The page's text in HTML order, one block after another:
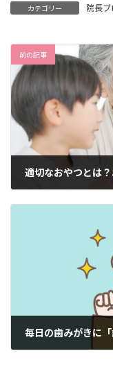
カテゴリー 院長
前の記事
適切なおやつとは
毎日の歯みがきに